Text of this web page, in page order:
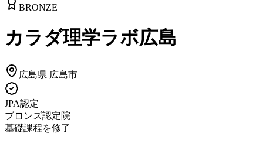
BRONZE
カラダ理学ラボ広島
広島県 広島市
JPA認定
ブロンズ認定院
基礎課程を修了